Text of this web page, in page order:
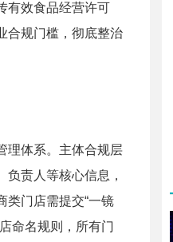
有效食品经营许可
合规门槛，彻底整治
理体系。主体合规层
责人等核心信息，
类门店需提交“一镜
命名规则，所有门